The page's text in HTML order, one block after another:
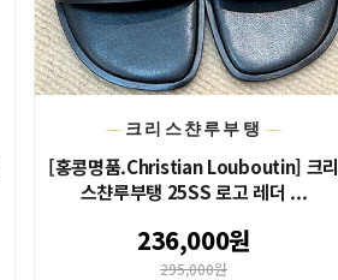
크리스챤루부탱
[홍콩명품.Christian Louboutin] 크리
스챤루부탱 25SS 로고 레더 ...
236,000원
295,000원